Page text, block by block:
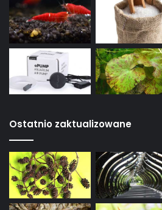
Ostatnio zaktualizowane